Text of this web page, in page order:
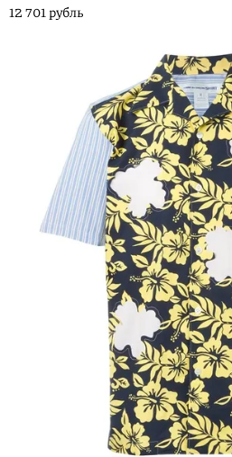
12 701 рубль